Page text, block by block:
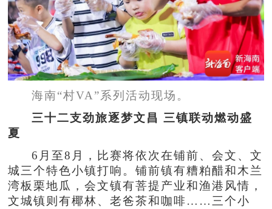
海南“村VA”系列活动现场。
三十二支劲旅逐梦文昌 三镇联动燃动盛
夏
6月至8月，比赛将依次在铺前、会文、文
城三个特色小镇打响。铺前镇有糟粕醋和木兰
湾板栗地瓜，会文镇有菩提产业和渔港风情，
文城镇则有椰林、老爸茶和咖啡……三个小